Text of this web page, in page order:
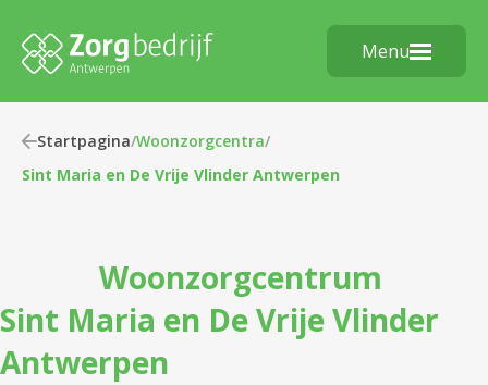
Menu
Startpagina/Woonzorgcentra/
Sint Maria en De Vrije Vlinder Antwerpen
Woonzorgcentrum
Sint Maria en De Vrije Vlinder
Antwerpen